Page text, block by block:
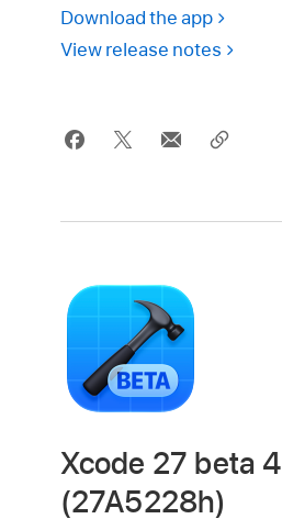
Download the app
View release notes
Xcode 27 beta 4
(27A5228h)